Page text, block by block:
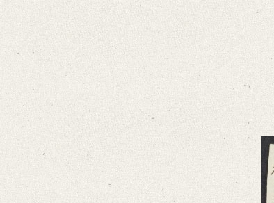
Goethe- und Schiller-Archiv
bald einmahl das Glück zu Theil werden Ihre Bekanntschaft zu